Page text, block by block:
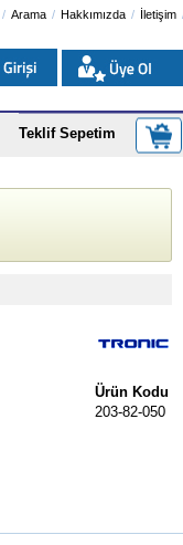
Arama Hakkımızda İletişim
Teklif Sepetim
Ürün Kodu
203-82-050